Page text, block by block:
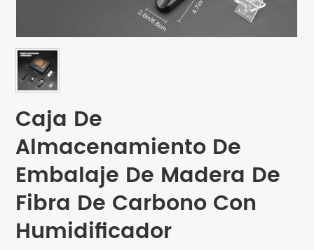
Caja De
Almacenamiento De
Embalaje De Madera De
Fibra De Carbono Con
Humidificador